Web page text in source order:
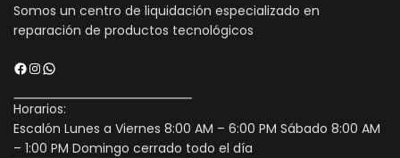
Somos un centro de liquidación especializado en
reparación de productos tecnológicos
Facebook InstagramWhatsApp
Horarios:
Escalón Lunes a Viernes 8:00 AM – 6:00 PM Sábado 8:00 AM
– 1:00 PM Domingo cerrado todo el día